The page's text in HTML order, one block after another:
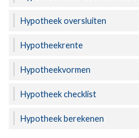
Hypotheek oversluiten
Hypotheekrente
Hypotheekvormen
Hypotheek checklist
Hypotheek berekenen